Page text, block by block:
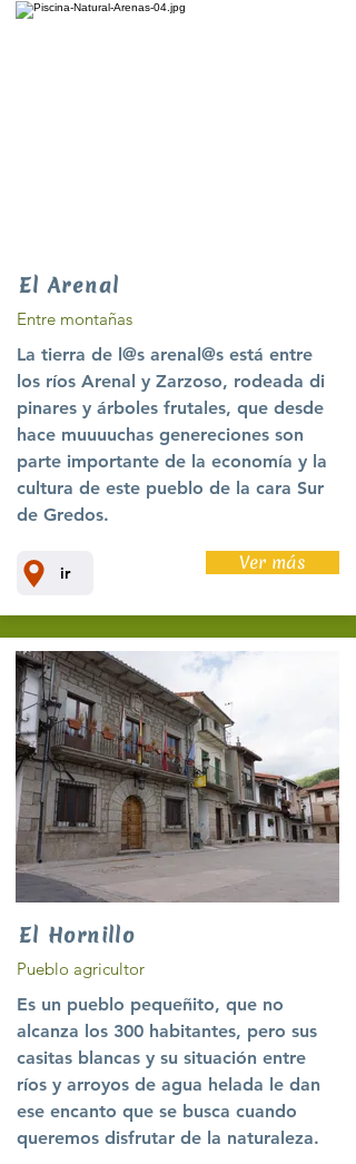
El Arenal
Entre montañas
La tierra de l@s arenal@s está entre
los ríos Arenal y Zarzoso, rodeada di
pinares y árboles frutales, que desde
hace muuuuchas genereciones son
parte importante de la economía y la
cultura de este pueblo de la cara Sur
de Gredos.
ir Ver más
El Hornillo
Pueblo agricultor
Es un pueblo pequeñito, que no
alcanza los 300 habitantes, pero sus
casitas blancas y su situación entre
ríos y arroyos de agua helada le dan
ese encanto que se busca cuando
queremos disfrutar de la naturaleza.